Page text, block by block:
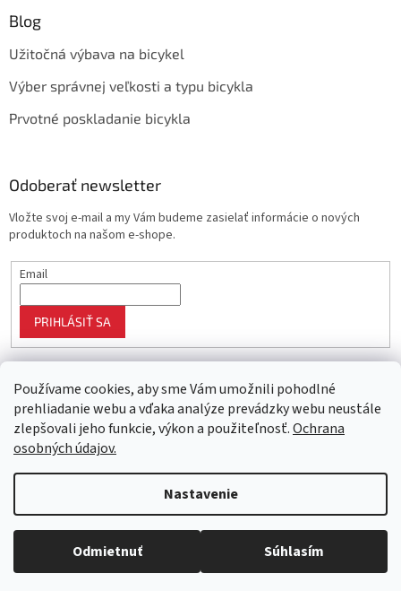
Používame cookies, aby sme Vám umožnili pohodlné
prehliadanie webu a vďaka analýze prevádzky webu neustále
zlepšovali jeho funkcie, výkon a použiteľnosť.Ochrana
osobných údajov.
Nastavenie
Odmietnuť Súhlasím
Objednaný tovar si môžete prevziať osobne v predajni SELEKTRA,
Družstevná 1143/24, Partizánske, tel.: 038/7490000. Všetok tovar je
Blog
Užitočná výbava na bicykel
Výber správnej veľkosti a typu bicykla
Prvotné poskladanie bicykla
Odoberať newsletter
Vložte svoj e-mail a my Vám budeme zasielať informácie o nových
produktoch na našom e-shope.
Email
PRIHLÁSIŤ SA
Vytvoril Shoptet
Copyright 2026Najlepší nákup. Všetky práva vyhradené.Upraviť